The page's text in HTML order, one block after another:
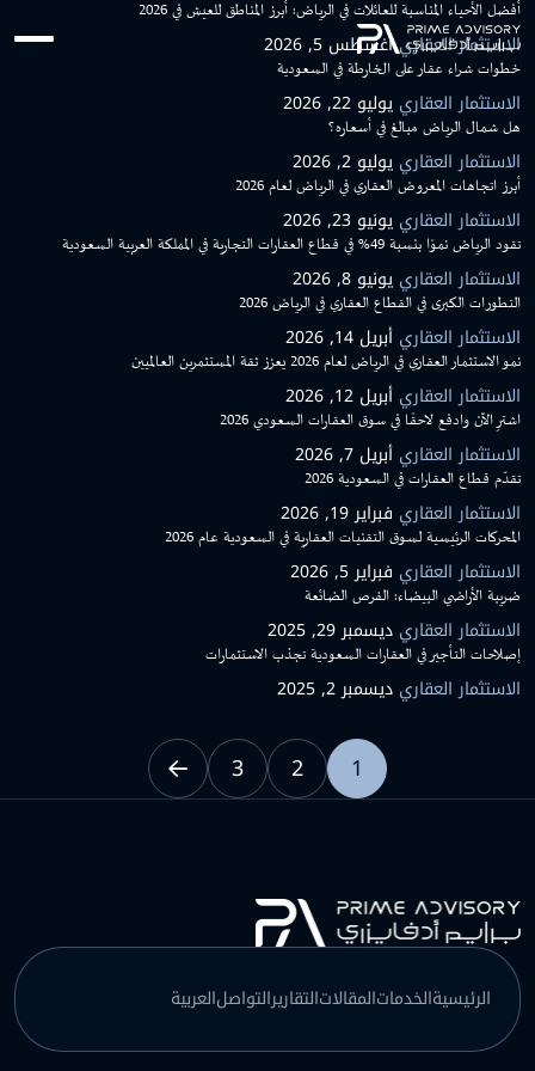
Skip
content
أفضل الأحياء المناسبة للعائلات في الرياض: أبرز المناطق للعيش في 2026
الاستثمار العقاريأغسطس 5, 2026
خطوات شراء عقار على الخارطة في السعودية
الاستثمار العقاري يوليو 22, 2026
هل شمال الرياض مبالغ في أسعاره؟
الاستثمار العقاري يوليو 2, 2026
أبرز اتجاهات المعروض العقاري في الرياض لعام 2026
الاستثمار العقاري يونيو 23, 2026
تقود الرياض نموًا بنسبة 49% في قطاع العقارات التجارية في المملكة العربية السعودية
الاستثمار العقاري يونيو 8, 2026
التطورات الكبرى في القطاع العقاري في الرياض 2026
الاستثمار العقاري أبريل 14, 2026
نمو الاستثمار العقاري في الرياض لعام 2026 يعزز ثقة المستثمرين العالميين
الاستثمار العقاري أبريل 12, 2026
اشترِ الآن وادفع لاحقًا في سوق العقارات السعودي 2026
الاستثمار العقاري أبريل 7, 2026
تقدّم قطاع العقارات في السعودية 2026
الاستثمار العقاري فبراير 19, 2026
المحركات الرئيسية لسوق التقنيات العقارية في السعودية عام 2026
الاستثمار العقاري فبراير 5, 2026
ضريبة الأراضي البيضاء: الفرص الضائعة
الاستثمار العقاري ديسمبر 29, 2025
إصلاحات التأجير في العقارات السعودية تجذب الاستثمارات
الاستثمار العقاري ديسمبر 2, 2025
1
2
3
الرئيسيةالخدماتالمقالاتالتقاريرالتواصلالعربية